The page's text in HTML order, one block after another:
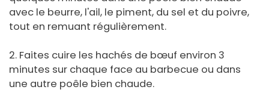
avec le beurre, l'ail, le piment, du sel et du poivre,
tout en remuant régulièrement.
2. Faites cuire les hachés de bœuf environ 3
minutes sur chaque face au barbecue ou dans
une autre poêle bien chaude.